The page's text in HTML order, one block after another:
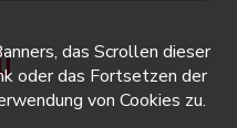
das Scrollen dieser
oder das Fortsetzen der
von Cookies zu.